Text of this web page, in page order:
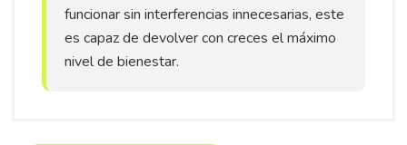
funcionar sin interferencias innecesarias, este
es capaz de devolver con creces el máximo
nivel de bienestar.